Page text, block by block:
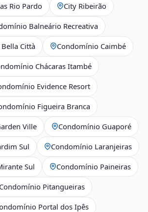
Rio Pardo City Ribeirão
Balneário Recreativa
Città Condomínio Caimbé
Chácaras Itambé
Evidence Resort
Figueira Branca
Ville Condomínio Guaporé
Sul Condomínio Laranjeiras
Sul Condomínio Paineiras
Condomínio Pitangueiras
Portal dos Ipês